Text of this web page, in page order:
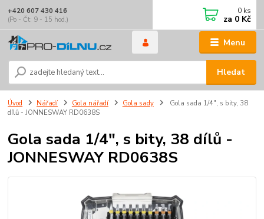
Menu
Hledat
+420 607 430 416
(Po - Čt: 9 - 15 hod.)
0 ks
za 0 Kč
Úvod Nářadí Gola nářadí Gola sady
Gola sada 1/4", s bity, 38
dílů - JONNESWAY RD0638S
Gola sada 1/4", s bity, 38 dílů -
JONNESWAY RD0638S